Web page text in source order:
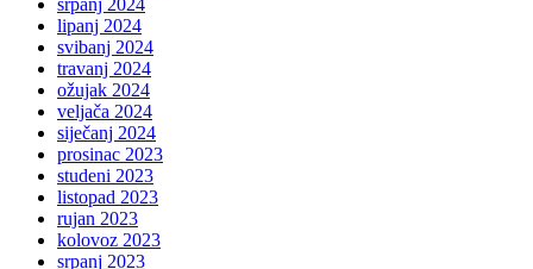
srpanj 2024
lipanj 2024
svibanj 2024
travanj 2024
ožujak 2024
veljača 2024
siječanj 2024
prosinac 2023
studeni 2023
listopad 2023
rujan 2023
kolovoz 2023
srpanj 2023